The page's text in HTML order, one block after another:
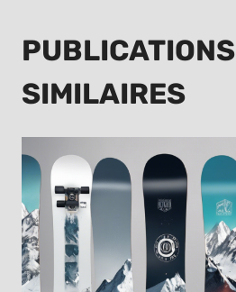
PUBLICATIONS
SIMILAIRES